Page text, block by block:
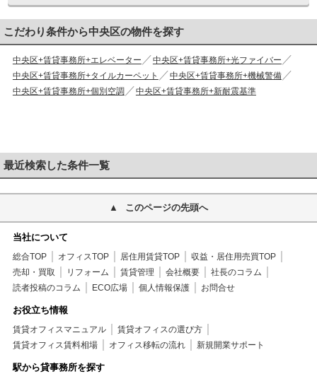
こだわり条件から中央区の物件を探す
中央区+賃貸事務所+エレベーター
中央区+賃貸事務所+光ファイバー
中央区+賃貸事務所+タイルカーペット
中央区+賃貸事務所+機械警備
中央区+賃貸事務所+個別空調
中央区+賃貸事務所+新耐震基準
最近検索した条件一覧
このページの先頭へ
当社について
総合TOP オフィスTOP 居住用賃貸TOP
収益・居住用売買TOP
売却・買取
リフォーム 賃貸管理 会社概要
社長のコラム
読者投稿のコラム
ECO広場 個人情報保護 お問合せ
お役立ち情報
賃貸オフィスマニュアル
賃貸オフィスの選び方
賃貸オフィス賃料相場
オフィス移転の流れ 新規開業サポート
駅から貸事務所を探す